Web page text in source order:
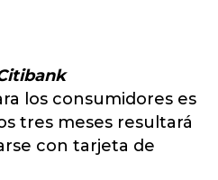
los consumidores es
tres meses resultará
con tarjeta de